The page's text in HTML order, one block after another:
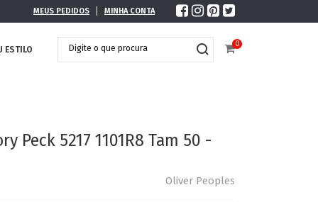
MEUS PEDIDOS MINHA CONTA
ESTILO
0
Peck 5217 1101R8 Tam 50 -
Oliver Peoples